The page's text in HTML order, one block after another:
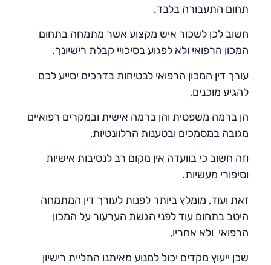
תחום התעבורה בלבד.
חשוב לכן לשכור איש מקצוע אשר מתמחה בתחום
המכון הרפואי ולא לפגוע בסיכויי קבלת רישיונך.
עורך דין המכון הרפואי לבטיחות בדרכים יסייע לכם
להגיע מוכנים,
הן ברמה משפטית והן ברמה אישית ובמקרים רפואיים
מגובה במסמכים ובטענות הרלוונטיות,
וזה חשוב כי בוועדה אין מקום רב לנסיבות אישיות
וסיפורי מעשיות.
זאת ועוד, מומלץ ביותר לפנות לעורך דין המתמחה
היטב בתחום עוד לפני הגשת הערעור על המכון
הרפואי ולא אחריו,
שכן ייעוץ מקדים יכול למנוע מאיתנו התליית רישיון